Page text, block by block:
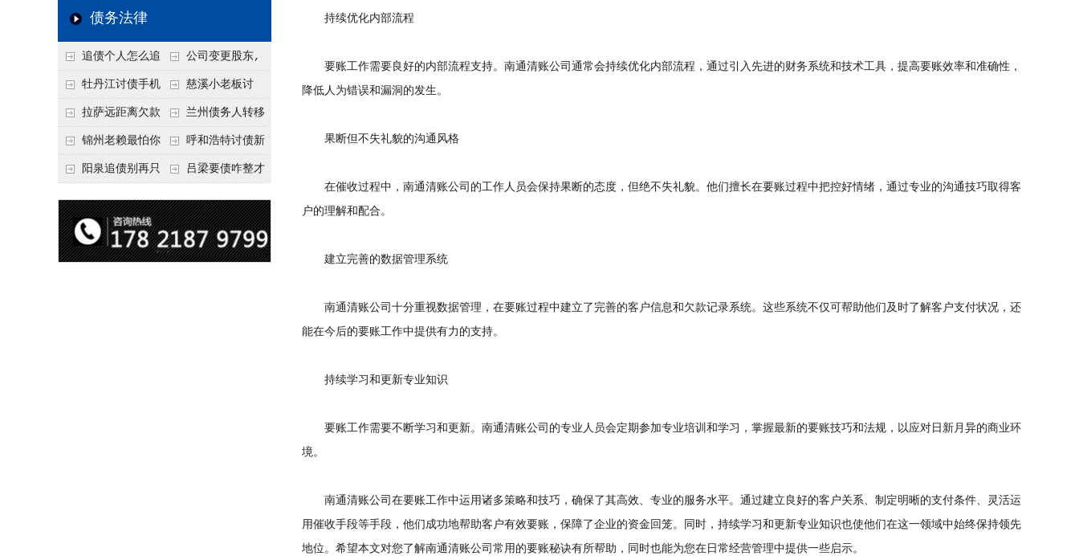
节不注意，钱很难要
意！没有借条只有微
把钱要回来 节点”催收最有效
债务法律
追债个人怎么追
回呢？2026年最新绝
招选择！
公司变更股东,
变更前的债权债务谁
承担
牡丹江讨债手机
搞定：2026年线上立
案追债全流程，足不
出户
慈溪小老板讨
债，2026年这2个本
地行业协会出面，比
法院传票快
拉萨远距离欠款
对方在牧区联系不
上，2026年委托当地
兰州债务人转移
财产后申请破产，20
26年破产程序里还能
锦州老赖最怕你
懂这1条，2026
罪”详解，能判刑
呼和浩特讨债新
招：2026年用“律师
成本低见效快
阳泉追债别再只
类隐形财产（公积
金、保单）也能执行
吕梁要债咋整才
调解渠道，比找公司
强
持续优化内部流程
要账工作需要良好的内部流程支持。南通清账公司通常会持续优化内部流程，通过引入先进的财务系统和技术工具，提高要账效率和准确性，
降低人为错误和漏洞的发生。
果断但不失礼貌的沟通风格
在催收过程中，南通清账公司的工作人员会保持果断的态度，但绝不失礼貌。他们擅长在要账过程中把控好情绪，通过专业的沟通技巧取得客
户的理解和配合。
建立完善的数据管理系统
南通清账公司十分重视数据管理，在要账过程中建立了完善的客户信息和欠款记录系统。这些系统不仅可帮助他们及时了解客户支付状况，还
能在今后的要账工作中提供有力的支持。
持续学习和更新专业知识
要账工作需要不断学习和更新。南通清账公司的专业人员会定期参加专业培训和学习，掌握最新的要账技巧和法规，以应对日新月异的商业环
境。
南通清账公司在要账工作中运用诸多策略和技巧，确保了其高效、专业的服务水平。通过建立良好的客户关系、制定明晰的支付条件、灵活运
用催收手段等手段，他们成功地帮助客户有效要账，保障了企业的资金回笼。同时，持续学习和更新专业知识也使他们在这一领域中始终保持领先
地位。希望本文对您了解南通清账公司常用的要账秘诀有所帮助，同时也能为您在日常经营管理中提供一些启示。